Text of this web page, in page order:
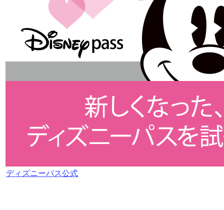
ディズニーパス公式